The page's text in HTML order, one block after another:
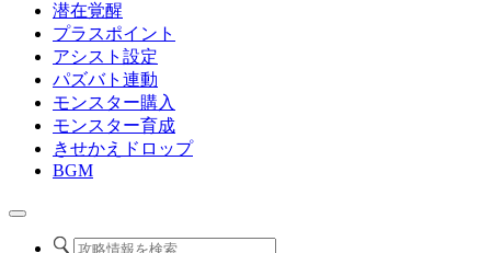
潜在覚醒
プラスポイント
アシスト設定
パズバト連動
モンスター購入
モンスター育成
きせかえドロップ
BGM